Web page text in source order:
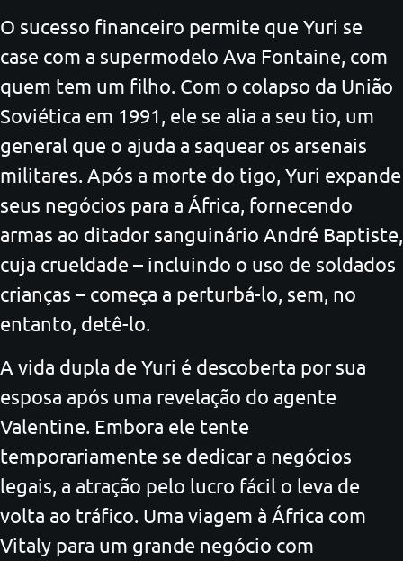
O sucesso financeiro permite que Yuri se
case com a supermodelo Ava Fontaine, com
quem tem um filho. Com o colapso da União
Soviética em 1991, ele se alia a seu tio, um
general que o ajuda a saquear os arsenais
militares. Após a morte do tigo, Yuri expande
seus negócios para a África, fornecendo
armas ao ditador sanguinário André Baptiste,
cuja crueldade – incluindo o uso de soldados
crianças – começa a perturbá-lo, sem, no
entanto, detê-lo.
A vida dupla de Yuri é descoberta por sua
esposa após uma revelação do agente
Valentine. Embora ele tente
temporariamente se dedicar a negócios
legais, a atração pelo lucro fácil o leva de
volta ao tráfico. Uma viagem à África com
Vitaly para um grande negócio com